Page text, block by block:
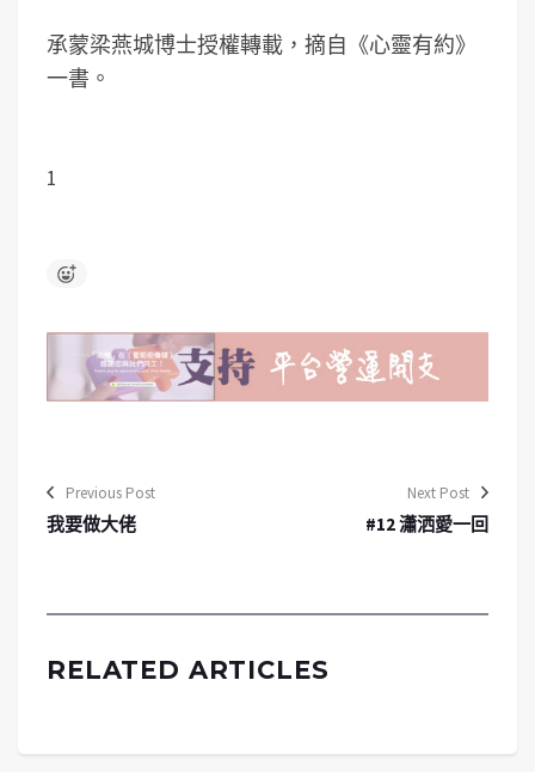
承蒙梁燕城博士授權轉載，摘自《心靈有約》
一書。
1
Previous Post
我要做大佬
Next Post
#12 瀟洒愛一回
RELATED ARTICLES